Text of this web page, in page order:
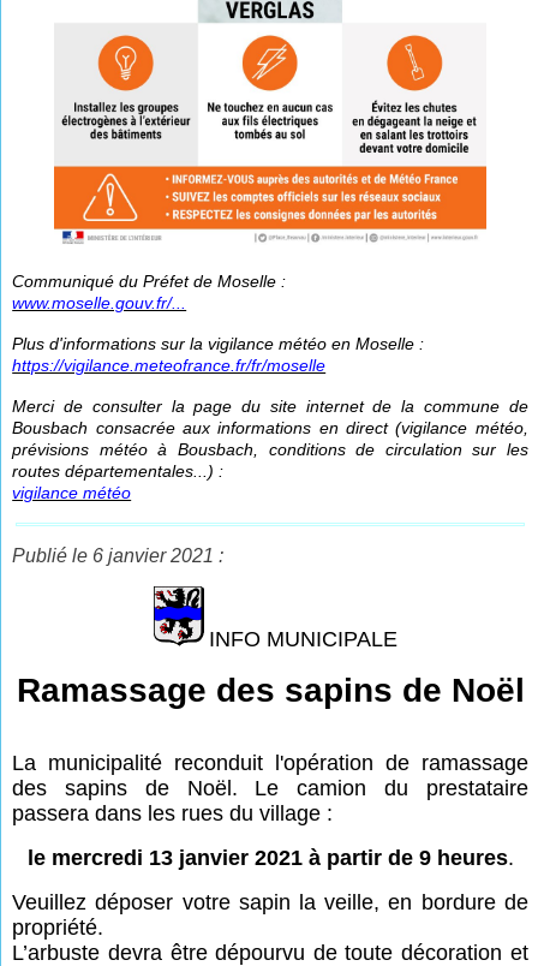
Communiqué du Préfet de Moselle :
www.moselle.gouv.fr/...
Plus d'informations sur la vigilance météo en Moselle :
https://vigilance.meteofrance.fr/fr/moselle
Merci de consulter la page du site internet de la commune de
Bousbach consacrée aux informations en direct (vigilance météo,
prévisions météo à Bousbach, conditions de circulation sur les
routes départementales...) :
vigilance météo
Publié le 6 janvier 2021 :
INFO MUNICIPALE
Ramassage des sapins de Noël
La municipalité reconduit l'opération de ramassage
des sapins de Noël. Le camion du prestataire
passera dans les rues du village :
le mercredi 13 janvier 2021 à partir de 9 heures.
Veuillez déposer votre sapin la veille, en bordure de
propriété.
L’arbuste devra être dépourvu de toute décoration et